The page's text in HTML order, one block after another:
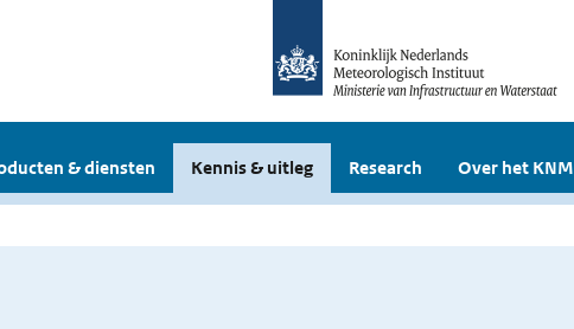
& diensten Kennis & uitleg Research Over het